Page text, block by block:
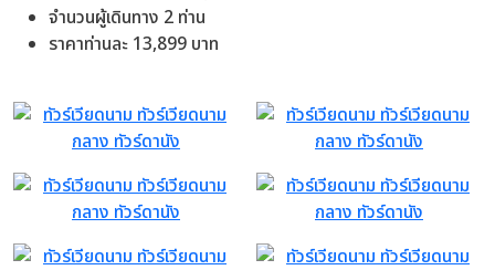
จำนวนผู้เดินทาง 2 ท่าน
ราคาท่านละ 13,899 บาท